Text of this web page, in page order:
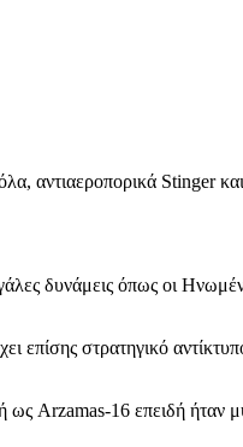
αντιαεροπορικά Stinger και
δυνάμεις όπως οι
στρατηγικό
Arzamas-16 επειδή ήταν